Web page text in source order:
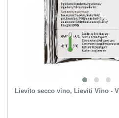
Lievito secco vino, Lieviti Vino -